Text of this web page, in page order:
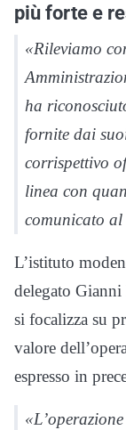
più forte e
«Rileviamo
ha
fornite dai
corrispettivo
linea con
comunicato al
L’istituto
delegato
si focalizza su
valore
espresso in